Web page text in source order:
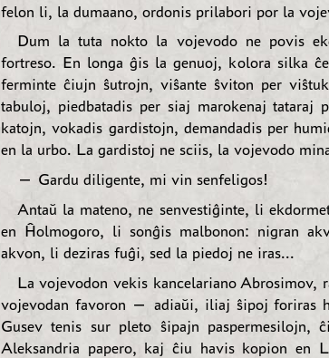
felon li, la dumaano, ordonis prilabori por la
Dum la tuta nokto la vojevodo ne povis
fortreso. En longa ĝis la genuoj, kolora silka
ferminte ĉiujn ŝutrojn, viŝante ŝviton per
tabuloj, piedbatadis per siaj marokenaj tataraj
katojn, vokadis gardistojn, demandadis per
en la urbo. La gardistoj ne sciis, la vojevodo
— Gardu diligente, mi vin senfeligos!
Antaŭ la mateno, ne senvestiĝinte, li
en Ĥolmogoro, li sonĝis malbonon: nigran
akvon, li deziras fuĝi, sed la piedoj ne iras...
La vojevodon vekis kancelariano Abrosimov,
vojevodan favoron — adiaŭi, iliaj ŝipoj foriras
Gusev tenis sur pleto ŝipajn paspermesilojn,
Aleksandria papero, kaj ĉiu havis kopion en